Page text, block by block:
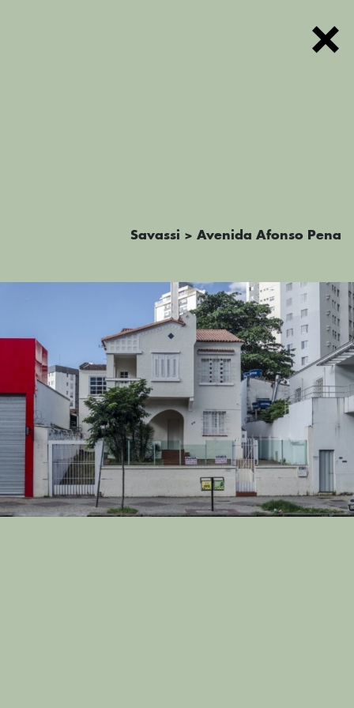
PODCAST
SOBRE
INSTAGRAM
CONTATO
FICHA
TÉCNICA
Savassi > Avenida Afonso Pena